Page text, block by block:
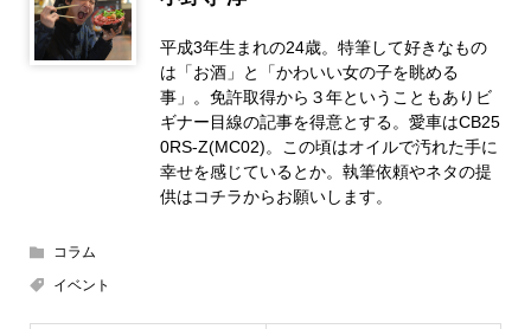
平成3年生まれの24歳。特筆して好きなもの
は「お酒」と「かわいい女の子を眺める
事」。免許取得から３年ということもありビ
ギナー目線の記事を得意とする。愛車はCB25
0RS-Z(MC02)。この頃はオイルで汚れた手に
幸せを感じているとか。執筆依頼やネタの提
供はコチラからお願いします。
コラム
イベント